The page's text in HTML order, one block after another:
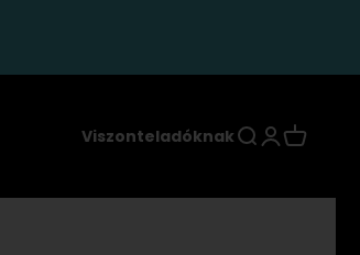
Viszonteladóknak KeresésKosár